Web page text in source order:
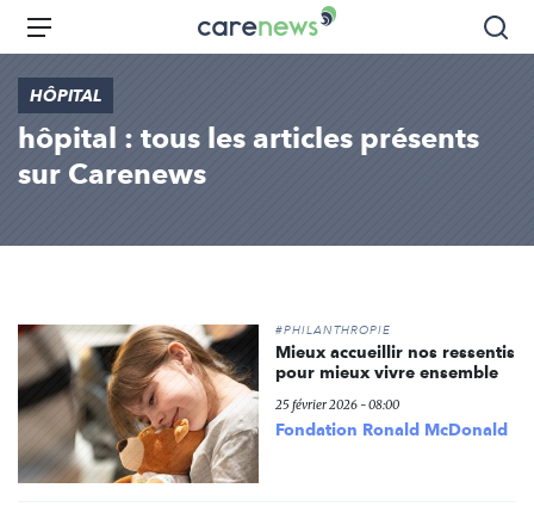
Aller
principal
Carenews,
Le
acteurs
l'engagement
Menu
HÔPITAL
hôpital : tous les articles présents
sur Carenews
#PHILANTHROPIE
Mieux accueillir nos ressentis
pour mieux vivre ensemble
25 février 2026 - 08:00
Fondation Ronald McDonald